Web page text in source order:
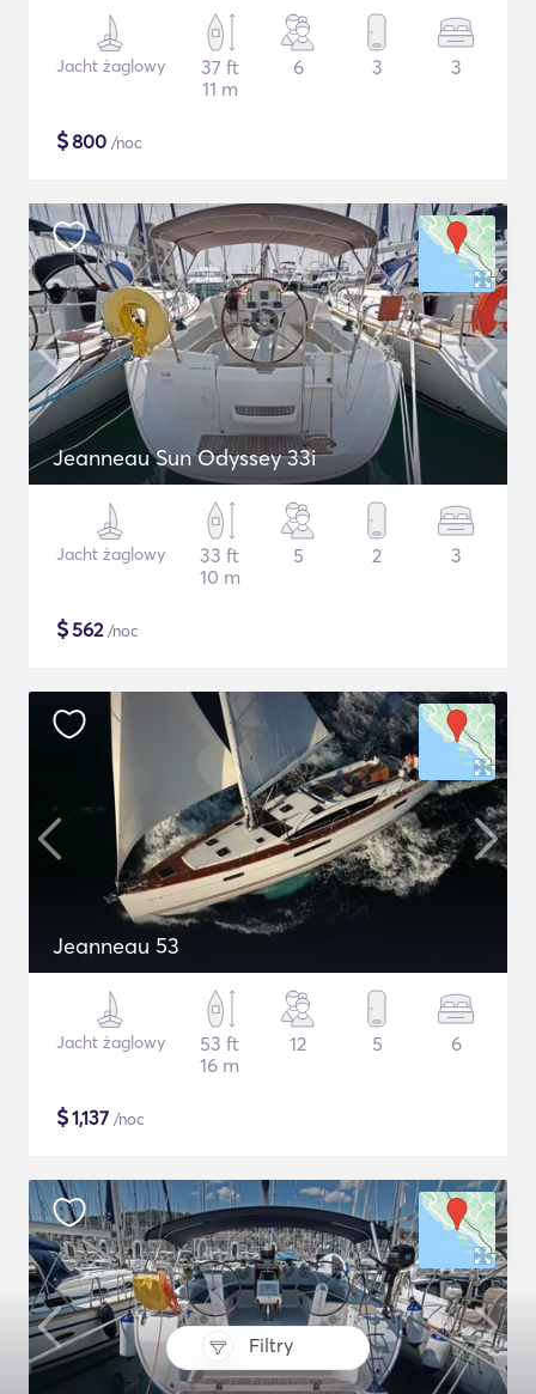
Filtry
Jacht żaglowy
37 ft
11 m
6 3 3
$800 /noc
Jeanneau Sun Odyssey 33i
Jacht żaglowy
33 ft
10 m
5 2 3
$562/noc
Jeanneau 53
Jacht żaglowy
53 ft
16 m
12 5 6
$1,137 /noc